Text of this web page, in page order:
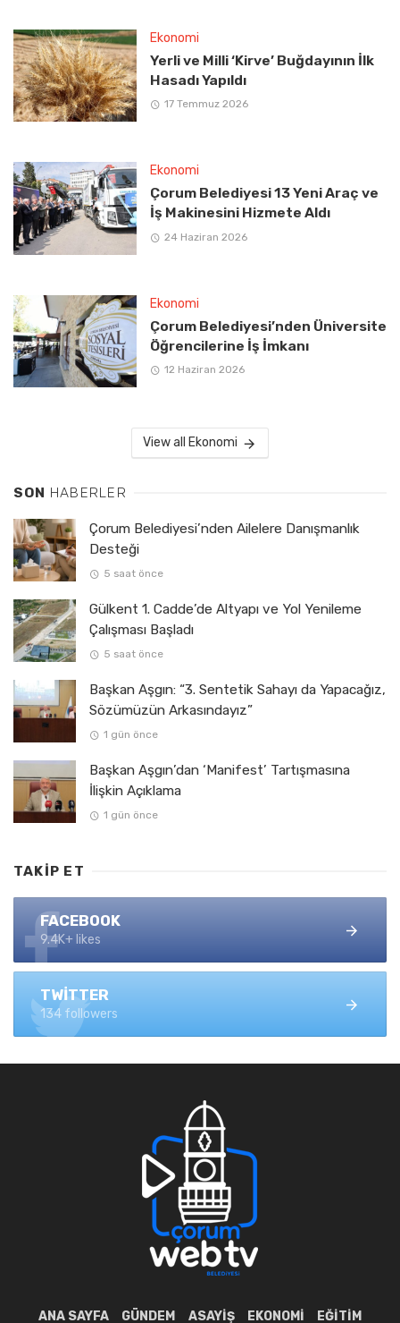
Ekonomi
Yerli ve Milli ‘Kirve’ Buğdayının İlk
Hasadı Yapıldı
17 Temmuz 2026
Ekonomi
Çorum Belediyesi 13 Yeni Araç ve
İş Makinesini Hizmete Aldı
24 Haziran 2026
Ekonomi
Çorum Belediyesi’nden Üniversite
Öğrencilerine İş İmkanı
12 Haziran 2026
View all Ekonomi
SON HABERLER
Çorum Belediyesi’nden Ailelere Danışmanlık
Desteği
5 saat önce
Gülkent 1. Cadde’de Altyapı ve Yol Yenileme
Çalışması Başladı
5 saat önce
Başkan Aşgın: “3. Sentetik Sahayı da Yapacağız,
Sözümüzün Arkasındayız”
1 gün önce
Başkan Aşgın’dan ‘Manifest’ Tartışmasına
İlişkin Açıklama
1 gün önce
TAKIP ET
FACEBOOK
9.4K+ likes
TWITTER
134 followers
ANA SAYFA GÜNDEM ASAYIŞ EKONOMI EĞITIM